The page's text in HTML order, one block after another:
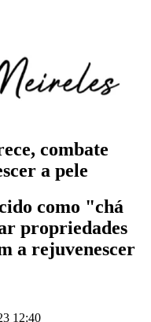
combate
a pele
como "chá
propriedades
a rejuvenescer
12:40